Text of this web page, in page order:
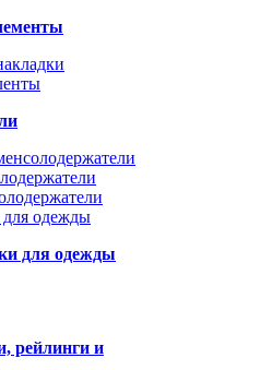
для одежды
рейлинги и